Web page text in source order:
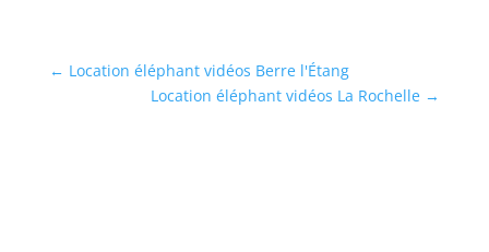
← Location éléphant vidéos Berre l'Étang
Location éléphant vidéos La Rochelle →